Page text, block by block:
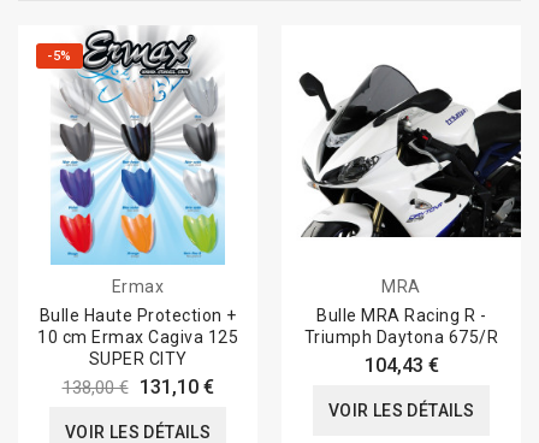
-5%
Ermax
Bulle Haute Protection +
10 cm Ermax Cagiva 125
SUPER CITY
138,00 € 131,10 €
VOIR LES DÉTAILS
MRA
Bulle MRA Racing R -
Triumph Daytona 675/R
104,43 €
VOIR LES DÉTAILS